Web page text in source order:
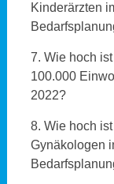
Kinderärzten
7. Wie hoch
100.000
2022?
8. Wie hoch
Gynäkologen